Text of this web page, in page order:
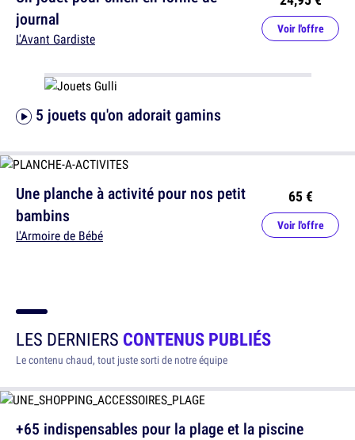
journal
L'Avant Gardiste
Voir l'offre
Une planche à activité pour nos petit
bambins
L'Armoire de Bébé
65 €
Voir l'offre
5 jouets qu'on adorait gamins
LES DERNIERS CONTENUS PUBLIÉS
Le contenu chaud, tout juste sorti de notre équipe
+65 indispensables pour la plage et la piscine